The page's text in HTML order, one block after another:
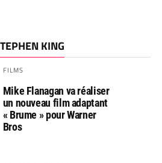
KING
FILMS
Mike Flanagan va réaliser
un nouveau film adaptant
« Brume » pour Warner
Bros